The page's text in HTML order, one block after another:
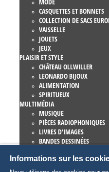
CASQUETTES ET BONNETS
COLLECTION DE SACS
VAISSELLE
JOUETS
JEUX
PLAISIR ET STYLE
CHÂTEAU OLLWILLER
LEONARDO BIJOUX
ALIMENTATION
SPIRITUEUX
MULTIMÉDIA
MUSIQUE
PIÈCES RADIOPHONIQUES
LIVRES D'IMAGES
BANDES DESSINÉES
EUROPA-PARK LIVRES
JEUX ET FILMS
Informations sur les